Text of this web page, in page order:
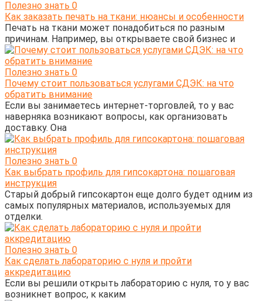
Полезно знать 0
Как заказать печать на ткани: нюансы и особенности
Печать на ткани может понадобиться по разным
причинам. Например, вы открываете свой бизнес и
Полезно знать 0
Почему стоит пользоваться услугами СДЭК: на что
обратить внимание
Если вы занимаетесь интернет-торговлей, то у вас
наверняка возникают вопросы, как организовать
доставку. Она
Полезно знать 0
Как выбрать профиль для гипсокартона: пошаговая
инструкция
Старый добрый гипсокартон еще долго будет одним из
самых популярных материалов, используемых для
отделки.
Полезно знать 0
Как сделать лабораторию с нуля и пройти
аккредитацию
Если вы решили открыть лабораторию с нуля, то у вас
возникнет вопрос, к каким